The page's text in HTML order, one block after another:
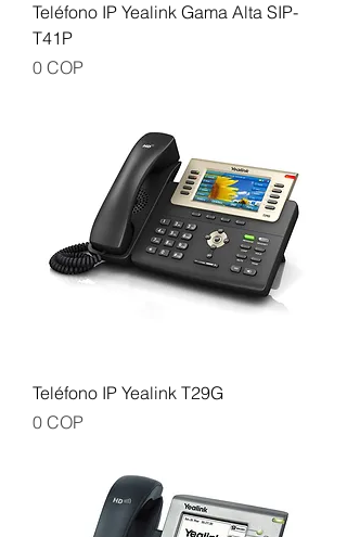
Teléfono IP Yealink Gama Alta SIP-
T41P
Precio
0 COP
Teléfono IP Yealink T29G
Precio
0 COP